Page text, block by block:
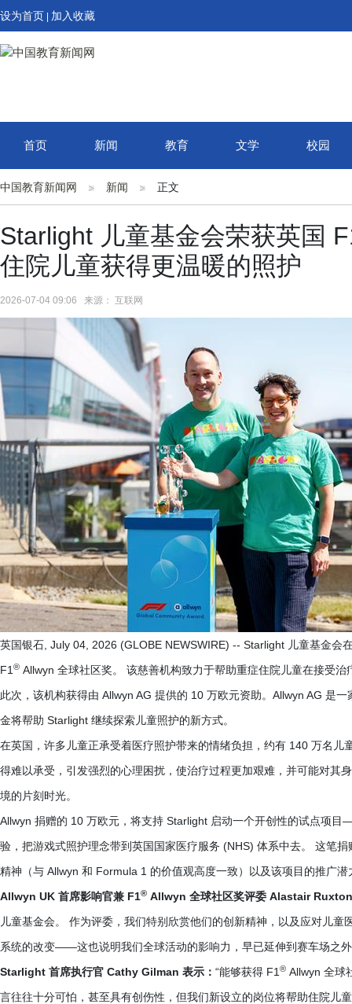
设为首页 加入收藏
首页 新闻 教育 文学 校园
中国教育新闻网 新闻 正文
Starlight 儿童基金会荣获英国
住院儿童获得更温暖的照护
2026-07-04 09:06 来源： 互联网
英国银石, July 04, 2026 (GLOBE NEWSWIRE) -- Starlight 儿童基金会
F1 ® Allwyn 全球社区奖。 该慈善机构致力于帮助重症住院儿童在接受
此次，该机构获得由 Allwyn AG 提供的 10 万欧元资助。Allwyn AG 是
金将帮助 Starlight 继续探索儿童照护的新方式。
在英国，许多儿童正承受着医疗照护带来的情绪负担，约有 140 万名
得难以承受，引发强烈的心理困扰，使治疗过程更加艰难，并可能对其
境的片刻时光。
Allwyn 捐赠的 10 万欧元，将支持 Starlight 启动一个开创性的试点项
验，把游戏式照护理念带到英国国家医疗服务 (NHS) 体系中去。 这笔
精神（与 Allwyn 和 Formula 1 的价值观高度一致）以及该项目的推广
Allwyn UK 首席影响官兼 F1® Allwyn 全球社区奖评委 Alastair
儿童基金会。 作为评委，我们特别欣赏他们的创新精神，以及应对儿
系统的改变——这也说明我们全球活动的影响力，早已延伸到赛车场之外
Starlight 首席执行官 Cathy Gilman 表示： “能够获得 F1 ® Allwyn 全球
言往往十分可怕，甚至具有创伤性，但我们新设立的岗位将帮助住院儿